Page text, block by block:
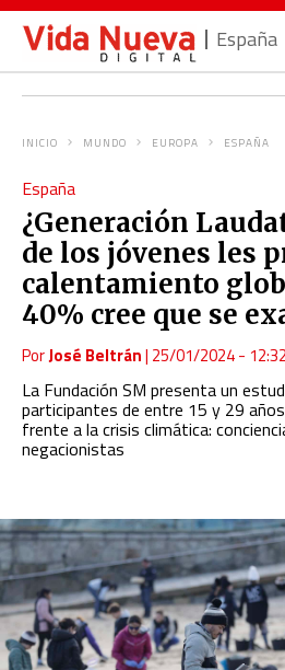
España
INICIO MUNDO EUROPA ESPAÑA
España
¿Generación
de los jóvenes les
calentamiento
40% cree que se
PorJosé Beltrán| 25/01/2024 - 12:32
La Fundación SM presenta un
participantes de entre 15 y 29
frente a la crisis climática:
negacionistas